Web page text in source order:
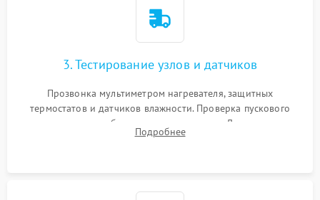
3. Тестирование узлов и датчиков
Прозвонка мультиметром нагревателя, защитных
термостатов и датчиков влажности. Проверка пускового
конденсатора, обмоток мотора и помпы. Для машин с
тепловым насосом — диагностика работы компрессора и
Подробнее